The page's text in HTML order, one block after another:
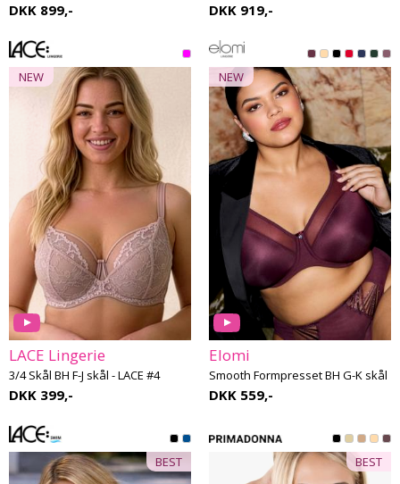
DKK 899,- DKK 919,-
NEW
LACE Lingerie
3/4 Skål BH F-J skål - LACE #4
DKK 399,-
NEW
Elomi
Smooth Formpresset BH G-K skål
DKK 559,-
BEST BEST